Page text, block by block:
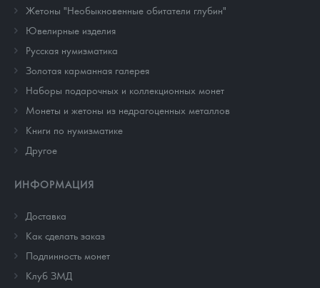
Жетоны "Необыкновенные обитатели глубин"
Ювелирные изделия
Русская нумизматика
Золотая карманная галерея
Наборы подарочных и коллекционных монет
Монеты и жетоны из недрагоценных металлов
Книги по нумизматике
Другое
ИНФОРМАЦИЯ
Доставка
Как сделать заказ
Подлинность монет
Клуб ЗМД